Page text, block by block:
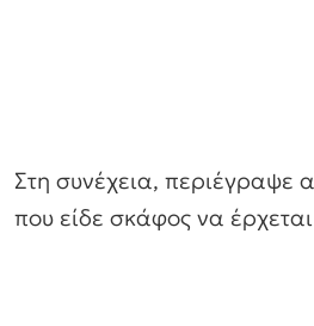
Στη συνέχεια, περιέγραψε
που είδε σκάφος να